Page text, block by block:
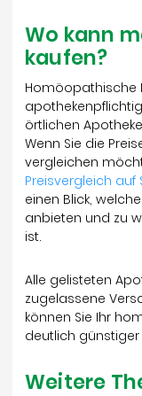
Wo kann
kaufen?
Homöopathische
örtlichen
Wenn Sie die
vergleichen
Preisvergleich
einen Blick,
anbieten und zu
ist.
Alle gelisteten
zugelassene
können Sie Ihr
deutlich
Weitere